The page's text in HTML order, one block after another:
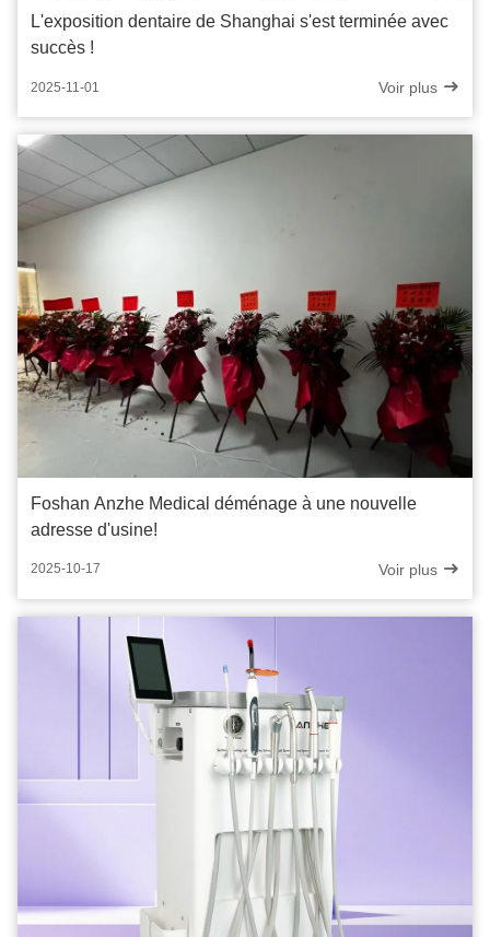
L'exposition dentaire de Shanghai s'est terminée avec
succès !
2025-11-01 Voir plus
Foshan Anzhe Medical déménage à une nouvelle
adresse d'usine!
2025-10-17 Voir plus